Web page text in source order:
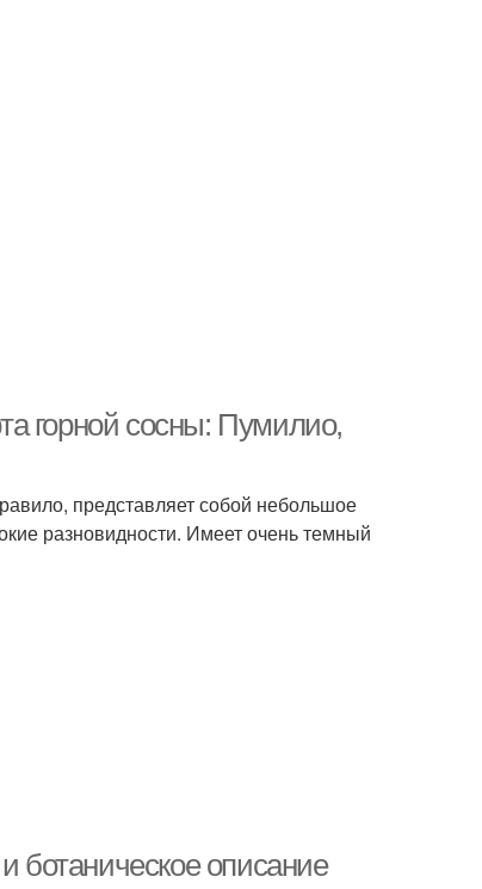
горной сосны: Пумилио,
представляет собой небольшое
разновидности. Имеет очень темный
ботаническое описание